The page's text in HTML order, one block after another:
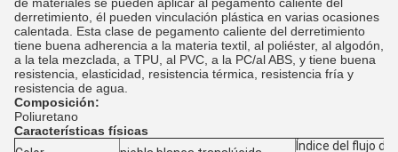
derretimiento, él pueden vinculación plástica en varias ocasiones
calentada. Esta clase de pegamento caliente del derretimiento
tiene buena adherencia a la materia textil, al poliéster, al algodón,
a la tela mezclada, a TPU, al PVC, a la PC/al ABS, y tiene buena
resistencia, elasticidad, resistencia térmica, resistencia fría y
resistencia de agua.
Composición:
Poliuretano
Características físicas
Índice del flujo del